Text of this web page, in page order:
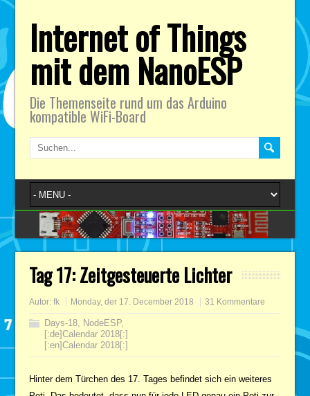
Internet of Things
mit dem NanoESP
Die Themenseite rund um das Arduino
kompatible WiFi-Board
Tag 17: Zeitgesteuerte Lichter
Autor:fk Monday, der 17. December 2018 31 Kommentare
Days-18 NodeESP,
[:de]Calendar 2018[:]
[:en]Calendar 2018[:]
Hinter dem Türchen des 17. Tages befindet sich ein weiteres